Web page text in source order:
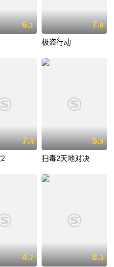
6.1 7.0
极盗行动
7.4 5.9
扫毒2天地对决
4.7 8.3